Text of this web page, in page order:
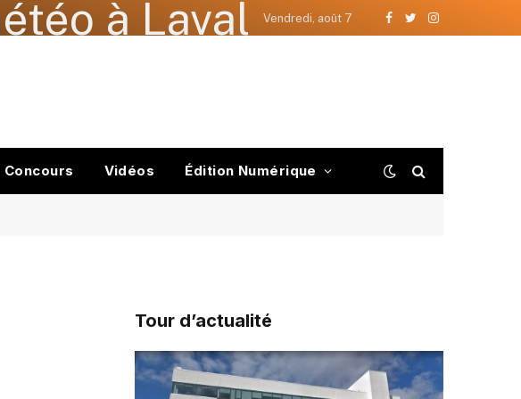
à Laval Vendredi, août 7
Facebook
TwitterInstagram
Concours Vidéos Édition Numérique
Tour d’actualité